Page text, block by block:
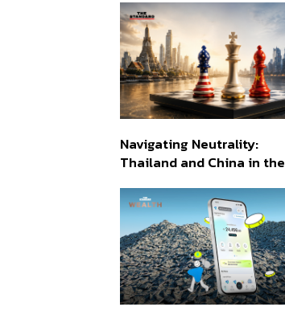
ส่วนยุทธศาสตร์ไทย –
อินโดนีเซีย
Navigating Neutrality:
Thailand and China in the
Order